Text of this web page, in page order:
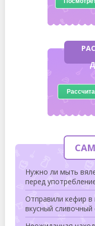
Нужно ли мыть
перед
Отправили кефир в
вкусный сливочный